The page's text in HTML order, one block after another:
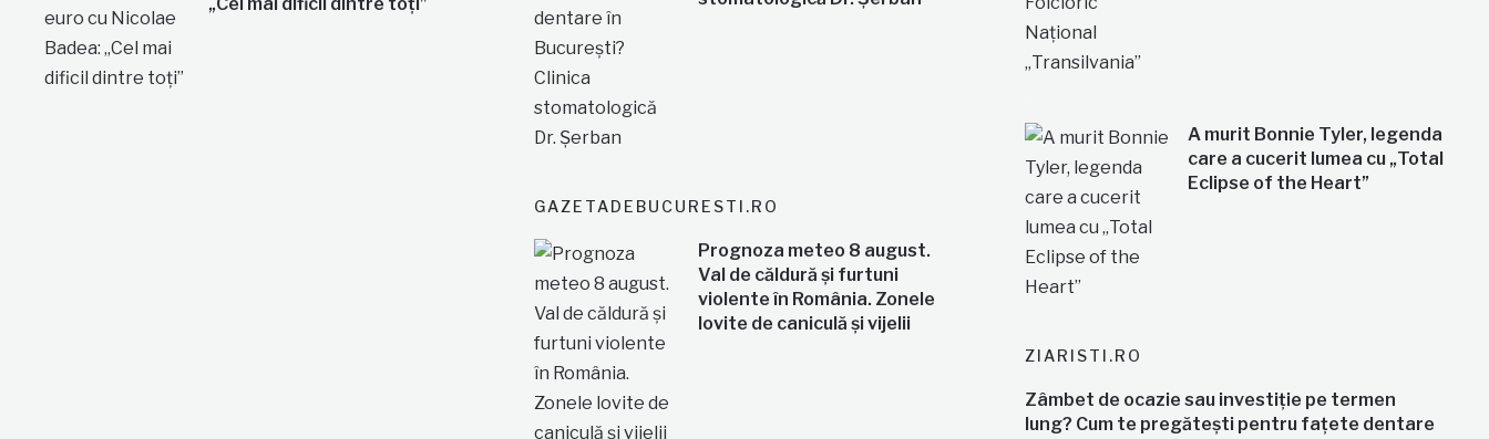
GAZETADEBUCURESTI.RO
Prognoza meteo 8 august.
Val de căldură și furtuni
violente în România. Zonele
lovite de caniculă și vijelii
A murit Bonnie Tyler, legenda
care a cucerit lumea cu „Total
Eclipse of the Heart”
ZIARISTI.RO
Zâmbet de ocazie sau investiție pe termen
lung? Cum te pregătești pentru fațete dentare